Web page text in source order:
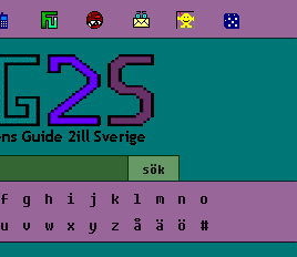
f g h i j k l m n
o
u v w x y z å ä ö #